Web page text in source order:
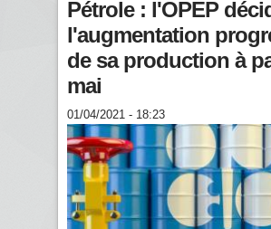
Pétrole : l'OPEP
l'augmentation
de sa production à
mai
01/04/2021 - 18:23